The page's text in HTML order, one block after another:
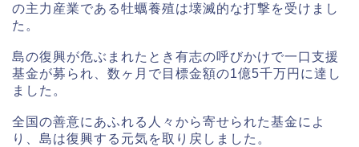
の主力産業である牡蠣養殖は壊滅的な打撃を受けまし
た。
島の復興が危ぶまれたとき有志の呼びかけで一口支援
基金が募られ、数ヶ月で目標金額の1億5千万円に達し
ました。
全国の善意にあふれる人々から寄せられた基金によ
り、島は復興する元気を取り戻しました。